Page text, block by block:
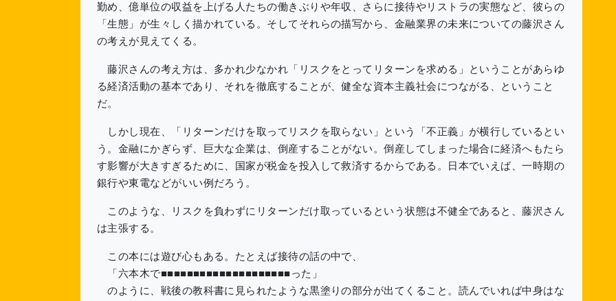
勤め、億単位の収益を上げる人たちの働きぶりや年収、さらに接待やリストラの実態など、彼らの
「生態」が生々しく描かれている。そしてそれらの描写から、金融業界の未来についての藤沢さん
の考えが見えてくる。
藤沢さんの考え方は、多かれ少なかれ「リスクをとってリターンを求める」ということがあらゆ
る経済活動の基本であり、それを徹底することが、健全な資本主義社会につながる、ということ
だ。
しかし現在、「リターンだけを取ってリスクを取らない」という「不正義」が横行しているとい
う。金融にかぎらず、巨大な企業は、倒産することがない。倒産してしまった場合に経済へもたら
す影響が大きすぎるために、国家が税金を投入して救済するからである。日本でいえば、一時期の
銀行や東電などがいい例だろう。
このような、リスクを負わずにリターンだけ取っているという状態は不健全であると、藤沢さん
は主張する。
この本には遊び心もある。たとえば接待の話の中で、
「六本木で■■■■■■■■■■■■■■■■■■■■った」
のように、戦後の教科書に見られたような黒塗りの部分が出てくること。読んでいれば中身はな